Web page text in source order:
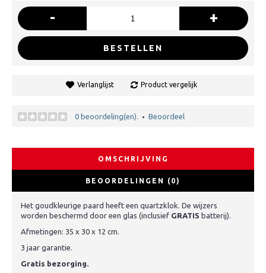
- +
BESTELLEN
Verlanglijst Product vergelijk
0 beoordeling(en). • Beoordeel
OMSCHRIJVING
BEOORDELINGEN (0)
Het goudkleurige paard heeft een quartzklok. De wijzers
worden beschermd door een glas (inclusief GRATIS batterij).
Afmetingen: 35 x 30 x 12 cm.
3 jaar garantie.
Gratis bezorging.